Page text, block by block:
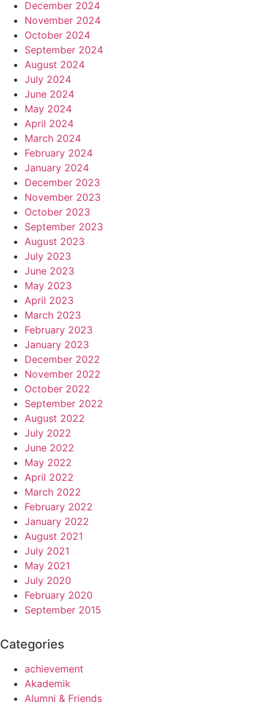
December 2024
November 2024
October 2024
September 2024
August 2024
July 2024
June 2024
May 2024
April 2024
March 2024
February 2024
January 2024
December 2023
November 2023
October 2023
September 2023
August 2023
July 2023
June 2023
May 2023
April 2023
March 2023
February 2023
January 2023
December 2022
November 2022
October 2022
September 2022
August 2022
July 2022
June 2022
May 2022
April 2022
March 2022
February 2022
January 2022
August 2021
July 2021
May 2021
July 2020
February 2020
September 2015
Categories
achievement
Akademik
Alumni & Friends